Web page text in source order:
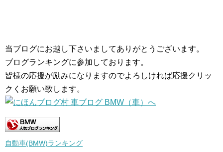
当ブログにお越し下さいましてありがとうございます。
ブログランキングに参加しております。
皆様の応援が励みになりますのでよろしければ応援クリッ
クくお願い致します。
自動車(BMW)ランキング